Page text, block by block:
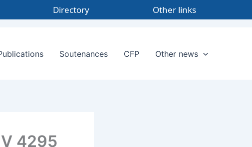
Directory Other links
Soutenances CFP Other news
4295